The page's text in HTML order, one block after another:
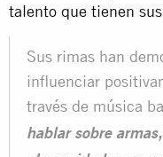
talento que tienen sus
Sus rimas han
influenciar
través de música
hablar sobre